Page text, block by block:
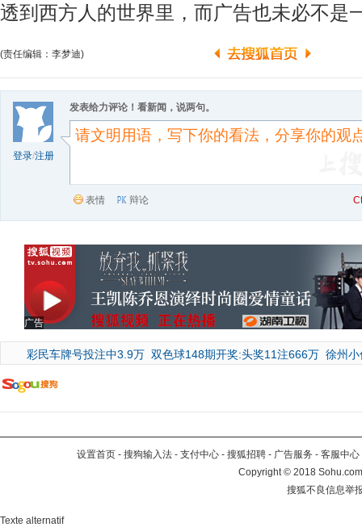
透到西方人的世界里，而广告也未必不
(责任编辑：李梦迪)
登录/注册
发表给力评论！看新闻，说两句。
表情 辩论
广告
彩民车牌号投注中3.9万 双色球148期开奖:头奖11注666万 徐州
设置首页 - 搜狗输入法 - 支付中心 - 搜狐招聘 - 广告服务 - 客服中心
Copyright©2018
搜狐不良信息举
Texte alternatif